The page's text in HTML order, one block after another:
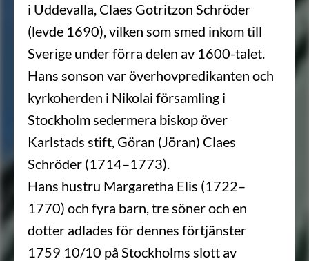
i Uddevalla, Claes Gotritzon Schröder
(levde 1690), vilken som smed inkom till
Sverige under förra delen av 1600-talet.
Hans sonson var överhovpredikanten och
kyrkoherden i Nikolai församling i
Stockholm sedermera biskop över
Karlstads stift, Göran (Jöran) Claes
Schröder (1714–1773).
Hans hustru Margaretha Elis (1722–
1770) och fyra barn, tre söner och en
dotter adlades för dennes förtjänster
1759 10/10 på Stockholms slott av